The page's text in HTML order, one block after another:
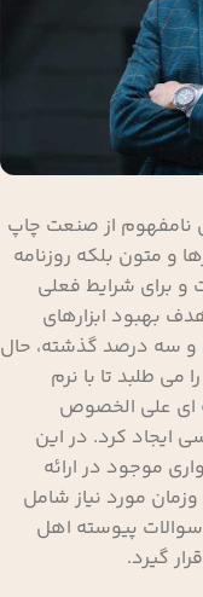
نامفهوم از صنعت چاپ
و متون بلکه روزنامه
و برای شرایط فعلی
بهبود ابزارهای
و سه درصد گذشته، حال
طلبد تا با نرم
ای علی الخصوص
ایجاد کرد. در این
موجود در ارائه
مورد نیاز شامل
پیوسته اهل
گیرد.